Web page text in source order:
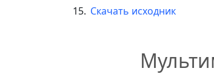
Скачать исходник